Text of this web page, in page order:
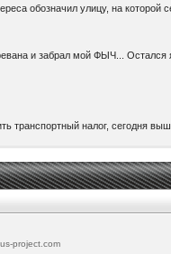
обозначил улицу, на
и забрал мой ФЫЧ... Остался
транспортный налог, сегодня
-https://www.drom.ru/world/
время )))
если есть время-желание, всем
project.com